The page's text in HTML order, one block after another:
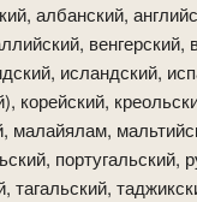
албанский,
венгерский,
исландский,
корейский,
малайялам,
португальский,